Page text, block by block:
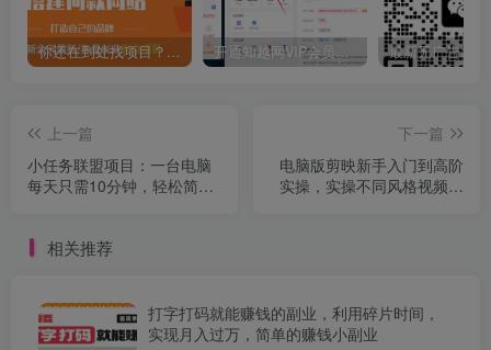
你还在到处找项目？还在当韭菜？我靠卖项目一个月收入5万+，曾经我也是个失败者。 开通知越网VIP会员，尊享全站资源免费下载，享70%的推广提成！！【限时五折优惠】
上一篇
小任务联盟项目：一台电脑
每天只需10分钟，轻松简单
下一篇
电脑版剪映新手入门到高阶
实操，实操不同风格视频的
相关推荐
打字打码就能赚钱的副业，利用碎片时间，
实现月入过万，简单的赚钱小副业